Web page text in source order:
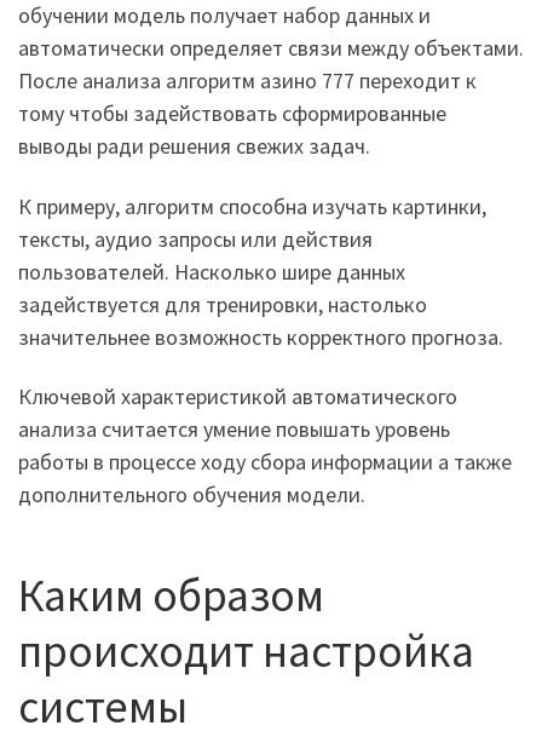
обучении модель получает набор данных и
автоматически определяет связи между объектами.
После анализа алгоритм азино 777 переходит к
тому чтобы задействовать сформированные
выводы ради решения свежих задач.
К примеру, алгоритм способна изучать картинки,
тексты, аудио запросы или действия
пользователей. Насколько шире данных
задействуется для тренировки, настолько
значительнее возможность корректного прогноза.
Ключевой характеристикой автоматического
анализа считается умение повышать уровень
работы в процессе ходу сбора информации а также
дополнительного обучения модели.
Каким образом
происходит настройка
системы